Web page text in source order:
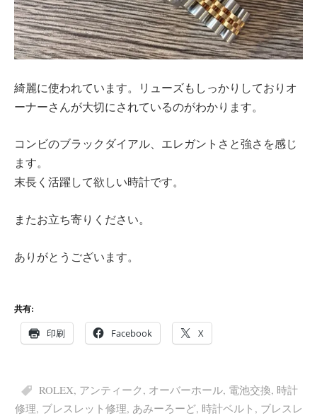
綺麗に使われています。リューズもしっかりしておりオ
ーナーさんが大切にされているのがわかります。
コンビのブラックダイアル、エレガントさと強さを感じ
ます。
末長く活躍して欲しい時計です。
またお立ち寄りください。
ありがとうございます。
共有:
印刷 Facebook X
ROLEX, アンティーク , オーバーホール, 電池交換, 時計
修理, ブレスレット修理, あみーろーど, 時計ベルト , ブレスレ